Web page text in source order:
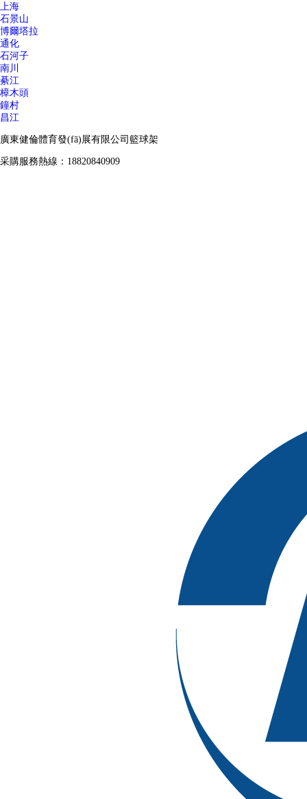
上海
石景山
博爾塔拉
通化
石河子
南川
綦江
樟木頭
鐘村
昌江
廣東健倫體育發(fā)展有限公司籃球架
采購服務熱線：18820840909